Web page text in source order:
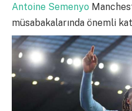
Antoine Semenyo
müsabakalarında önemli